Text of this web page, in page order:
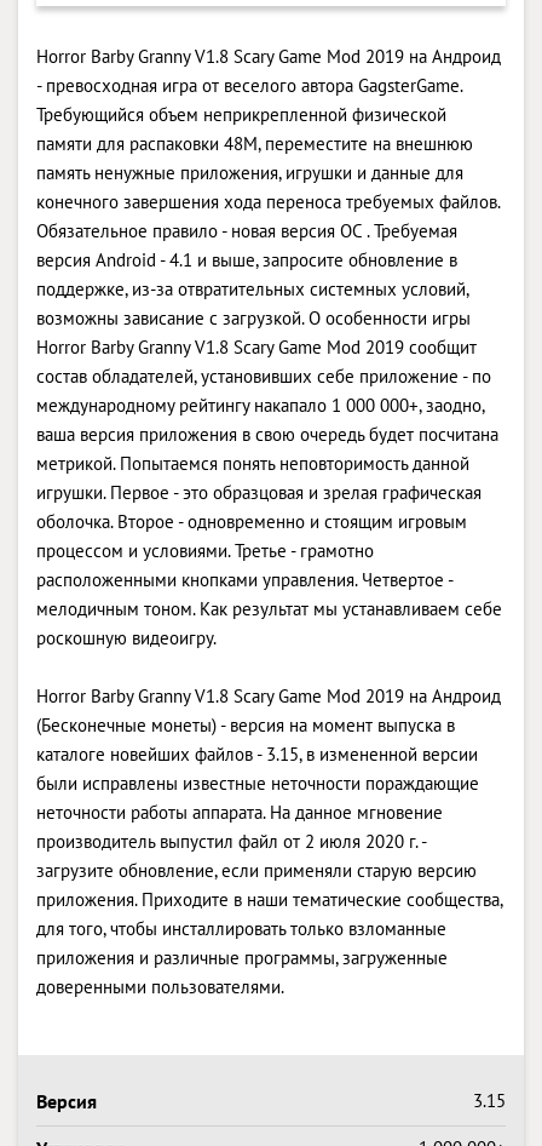
Horror Barby Granny V1.8 Scary Game Mod 2019 на Андроид
- превосходная игра от веселого автора GagsterGame.
Требующийся объем неприкрепленной физической
памяти для распаковки 48M, переместите на внешнюю
память ненужные приложения, игрушки и данные для
конечного завершения хода переноса требуемых файлов.
Обязательное правило - новая версия ОС . Требуемая
версия Android - 4.1 и выше, запросите обновление в
поддержке, из-за отвратительных системных условий,
возможны зависание с загрузкой. О особенности игры
Horror Barby Granny V1.8 Scary Game Mod 2019 сообщит
состав обладателей, установивших себе приложение - по
международному рейтингу накапало 1 000 000+, заодно,
ваша версия приложения в свою очередь будет посчитана
метрикой. Попытаемся понять неповторимость данной
игрушки. Первое - это образцовая и зрелая графическая
оболочка. Второе - одновременно и стоящим игровым
процессом и условиями. Третье - грамотно
расположенными кнопками управления. Четвертое -
мелодичным тоном. Как результат мы устанавливаем себе
роскошную видеоигру.
Horror Barby Granny V1.8 Scary Game Mod 2019 на Андроид
(Бесконечные монеты) - версия на момент выпуска в
каталоге новейших файлов - 3.15, в измененной версии
были исправлены известные неточности пораждающие
неточности работы аппарата. На данное мгновение
производитель выпустил файл от 2 июля 2020 г. -
загрузите обновление, если применяли старую версию
приложения. Приходите в наши тематические сообщества,
для того, чтобы инсталлировать только взломанные
приложения и различные программы, загруженные
доверенными пользователями.
Версия 3.15